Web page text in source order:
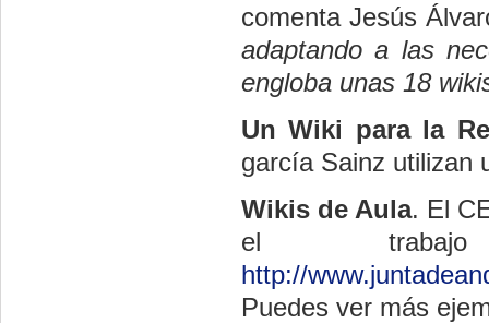
comenta Jesús
adaptando a las
engloba unas 18
Un Wiki para la
garcía Sainz utilizan
Wikis de Aula. El
el
http://
Puedes ver más